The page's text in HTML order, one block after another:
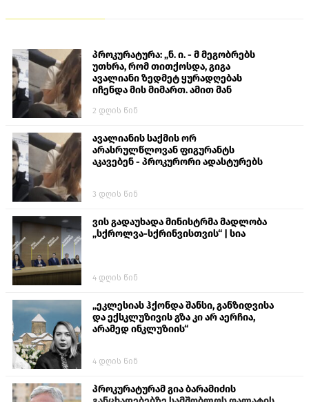
პროკურატურა: „ნ. ი. - მ მეგობრებს
უთხრა, რომ თითქოსდა, გიგა
ავალიანი ზედმეტ ყურადღებას
იჩენდა მის მიმართ. ამით მან
თავს დასხმოდა გიგა ავალიანს“
2 დღის წინ
ავალიანის საქმის ორ
არასრულწლოვან ფიგურანტს
აკავებენ - პროკურორი ადასტურებს
3 დღის წინ
ვის გადაუხადა მინისტრმა მადლობა
„სქროლვა-სქრინვისთვის“ | სია
4 დღის წინ
„ეკლესიას ჰქონდა შანსი, განზიდვისა
და ექსკლუზივის გზა კი არ აერჩია,
არამედ ინკლუზიის“
4 დღის წინ
პროკურატურამ გია ბარამიძის